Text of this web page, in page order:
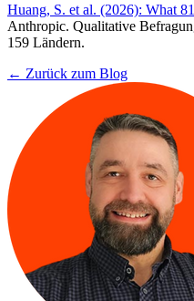
Huang, S. et al. (2026): What
Anthropic. Qualitative
159 Ländern.
← Zurück zum Blog